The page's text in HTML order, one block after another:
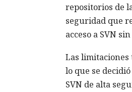
repositorios de
seguridad que
acceso a SVN
Las limitaciones
lo que se
SVN de alta